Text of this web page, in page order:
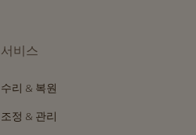
서비스
수리 & 복원
조정 & 관리